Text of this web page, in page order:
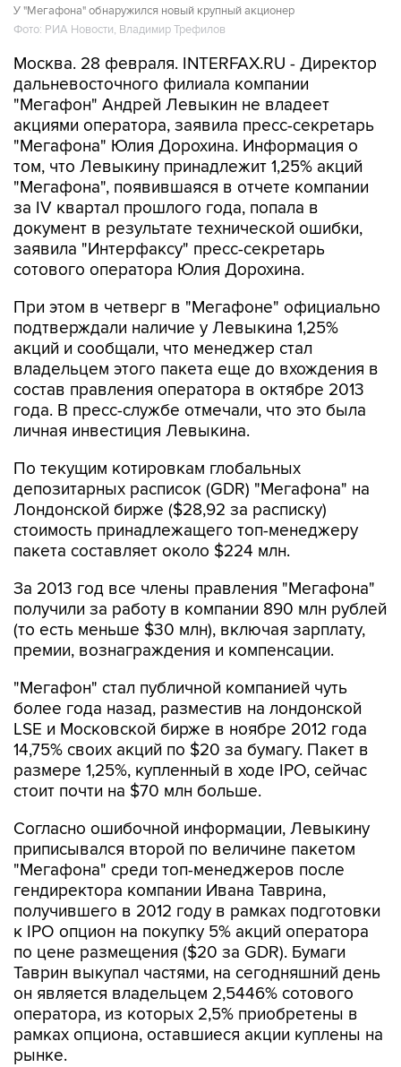
У "Мегафона" обнаружился новый крупный акционер
Фото: РИА Новости, Владимир Трефилов
Москва. 28 февраля. INTERFAX.RU - Директор
дальневосточного филиала компании
"Мегафон" Андрей Левыкин не владеет
акциями оператора, заявила пресс-секретарь
"Мегафона" Юлия Дорохина. Информация о
том, что Левыкину принадлежит 1,25% акций
"Мегафона", появившаяся в отчете компании
за IV квартал прошлого года, попала в
документ в результате технической ошибки,
заявила "Интерфаксу" пресс-секретарь
сотового оператора Юлия Дорохина.
При этом в четверг в "Мегафоне" официально
подтверждали наличие у Левыкина 1,25%
акций и сообщали, что менеджер стал
владельцем этого пакета еще до вхождения в
состав правления оператора в октябре 2013
года. В пресс-службе отмечали, что это была
личная инвестиция Левыкина.
По текущим котировкам глобальных
депозитарных расписок (GDR) "Мегафона" на
Лондонской бирже ($28,92 за расписку)
стоимость принадлежащего топ-менеджеру
пакета составляет около $224 млн.
За 2013 год все члены правления "Мегафона"
получили за работу в компании 890 млн рублей
(то есть меньше $30 млн), включая зарплату,
премии, вознаграждения и компенсации.
"Мегафон" стал публичной компанией чуть
более года назад, разместив на лондонской
LSE и Московской бирже в ноябре 2012 года
14,75% своих акций по $20 за бумагу. Пакет в
размере 1,25%, купленный в ходе IPO, сейчас
стоит почти на $70 млн больше.
Согласно ошибочной информации, Левыкину
приписывался второй по величине пакетом
"Мегафона" среди топ-менеджеров после
гендиректора компании Ивана Таврина,
получившего в 2012 году в рамках подготовки
к IPO опцион на покупку 5% акций оператора
по цене размещения ($20 за GDR). Бумаги
Таврин выкупал частями, на сегодняшний день
он является владельцем 2,5446% сотового
оператора, из которых 2,5% приобретены в
рамках опциона, оставшиеся акции куплены на
рынке.